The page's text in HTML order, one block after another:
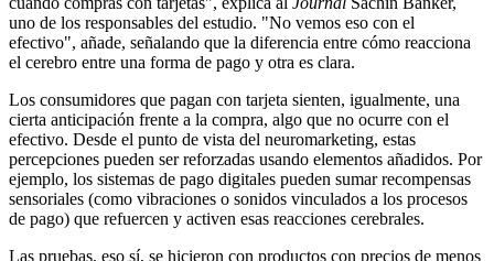
uno de los responsables del estudio. "No vemos eso con el
efectivo", añade, señalando que la diferencia entre cómo reacciona
el cerebro entre una forma de pago y otra es clara.
Los consumidores que pagan con tarjeta sienten, igualmente, una
cierta anticipación frente a la compra, algo que no ocurre con el
efectivo. Desde el punto de vista del neuromarketing, estas
percepciones pueden ser reforzadas usando elementos añadidos. Por
ejemplo, los sistemas de pago digitales pueden sumar recompensas
sensoriales (como vibraciones o sonidos vinculados a los procesos
de pago) que refuercen y activen esas reacciones cerebrales.
Las pruebas, eso sí, se hicieron con productos con precios de menos